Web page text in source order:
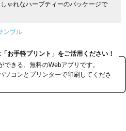
ゃれなハーブティーのパッケージで
ンプル
お手軽プリント」をご活用ください！
きる、無料のWebアプリです。
ソコンとプリンターで印刷してくださ